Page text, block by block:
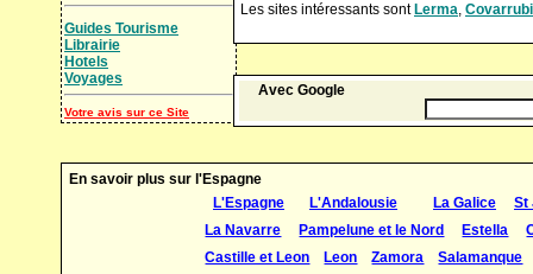
Guides Tourisme
Librairie
Hotels
Voyages
Votre avis sur ce Site
Les sites intéressants sont Lerma,
Avec Google
En savoir plus sur l'Espagne
L'Espagne
L'Andalousie La Galice
St
La Navarre
Pampelune et le Nord Estella
Castille et Leon
Leon Zamora
Salamanque